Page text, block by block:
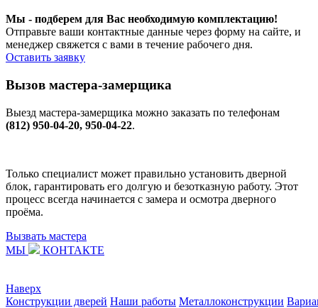
Мы - подберем для Вас необходимую комплектацию!
Отправьте ваши контактные данные через форму на сайте, и
менеджер свяжется с вами в течение рабочего дня.
Оставить заявку
Вызов мастера-замерщика
Выезд мастера-замерщика можно заказать по телефонам
(812) 950-04-20, 950-04-22.
Только специалист может правильно установить дверной
блок, гарантировать его долгую и безотказную работу. Этот
процесс всегда начинается с замера и осмотра дверного
проёма.
Вызвать мастера
МЫ
КОНТАКТЕ
Наверх
Конструкции дверей Наши работы Металлоконструкции